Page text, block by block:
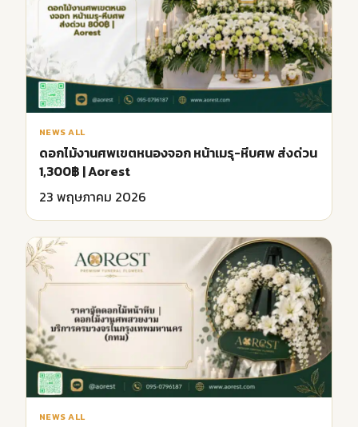
NEWS ALL
ดอกไม้งานศพเขตหนองจอก หน้าเมรุ-หีบศพ ส่งด่วน
1,300฿ | Aorest
23 พฤษภาคม 2026
NEWS ALL